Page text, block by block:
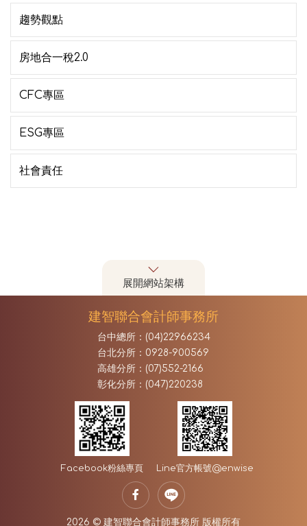
趨勢觀點
房地合一稅2.0
CFC專區
ESG專區
社會責任
展開網站架構
建智聯合會計師事務所
台中總所：(04)22966234
台北分所：0928-900569
高雄分所：(07)552-2166
彰化分所：(047)220238
Facebook粉絲專頁 Line官方帳號@enwise
2026 © 建智聯合會計師事務所 版權所有